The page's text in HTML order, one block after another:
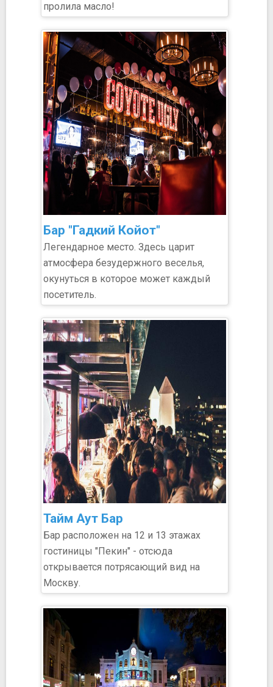
пролила масло!
Бар "Гадкий Койот"
Легендарное место. Здесь царит
атмосфера безудержного веселья,
окунуться в которое может каждый
посетитель.
Тайм Аут Бар
Бар расположен на 12 и 13 этажах
гостиницы "Пекин" - отсюда
открывается потрясающий вид на
Москву.